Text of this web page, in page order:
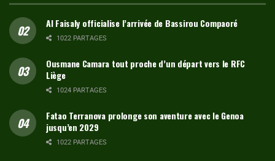
Al Faisaly officialise l’arrivée de Bassirou Compaoré
1022 PARTAGES
Ousmane Camara tout proche d’un départ vers le RFC
Liège
1024 PARTAGES
Fatao Terranova prolonge son aventure avec le Genoa
jusqu’en 2029
1022 PARTAGES